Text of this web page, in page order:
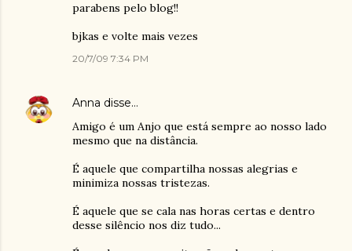
parabens pelo blog!!
bjkas e volte mais vezes
20/7/09 7:34 PM
Anna disse…
Amigo é um Anjo que está sempre ao nosso lado
mesmo que na distância.
É aquele que compartilha nossas alegrias e
minimiza nossas tristezas.
É aquele que se cala nas horas certas e dentro
desse silêncio nos diz tudo...